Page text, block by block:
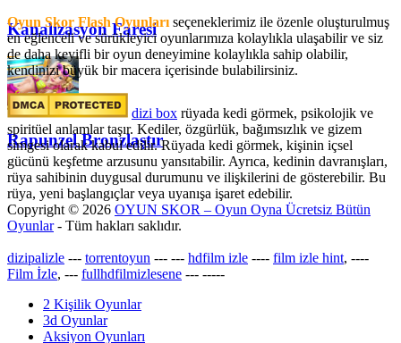
Kanalizasyon Faresi
Rapunzel Bronzlaştır
Oyun Skor Flash Oyunları seçeneklerimiz ile özenle oluşturulmuş
en eğlenceli ve sürükleyici oyunlarımıza kolaylıkla ulaşabilir ve siz
de daha keyifli bir oyun deneyimine kolaylıkla sahip olabilir,
kendinizi büyük bir macera içerisinde bulabilirsiniz.
dizi box rüyada kedi görmek​, psikolojik ve
spiritüel anlamlar taşır. Kediler, özgürlük, bağımsızlık ve gizem
simgesi olarak kabul edilir. Rüyada kedi görmek, kişinin içsel
gücünü keşfetme arzusunu yansıtabilir. Ayrıca, kedinin davranışları,
rüya sahibinin duygusal durumunu ve ilişkilerini de gösterebilir. Bu
rüya, yeni başlangıçlar veya uyanışa işaret edebilir.
Copyright © 2026 OYUN SKOR – Oyun Oyna Ücretsiz Bütün
Oyunlar- Tüm hakları saklıdır.
dizipalizle --- torrentoyun --- --- hdfilm izle ---- film izle hint, ----
Film İzle, --- fullhdfilmizlesene --- -----
2 Kişilik Oyunlar
3d Oyunlar
Aksiyon Oyunları